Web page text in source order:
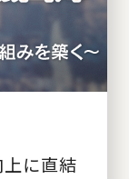
上に直結